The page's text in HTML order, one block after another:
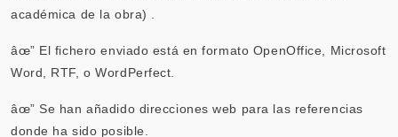
académica de la obra) .
âœ” El fichero enviado está en formato OpenOffice, Microsoft
Word, RTF, o WordPerfect.
âœ” Se han añadido direcciones web para las referencias
donde ha sido posible.